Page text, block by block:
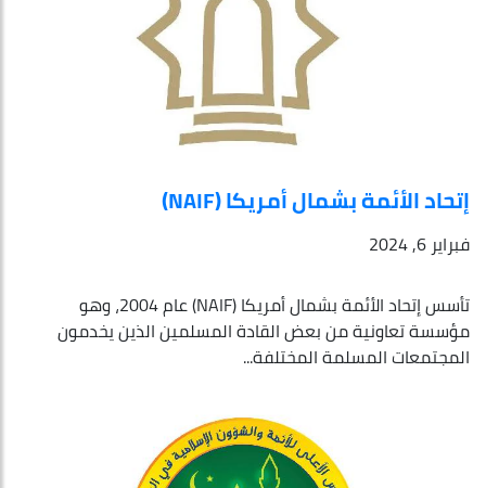
إتحاد الأئمة بشمال أمريكا (NAIF)
فبراير 6, 2024
تأسس إتحاد الأئمة بشمال أمريكا (NAIF) عام 2004، وهو
مؤسسة تعاونية من بعض القادة المسلمين الذين يخدمون
المجتمعات المسلمة المختلفة...